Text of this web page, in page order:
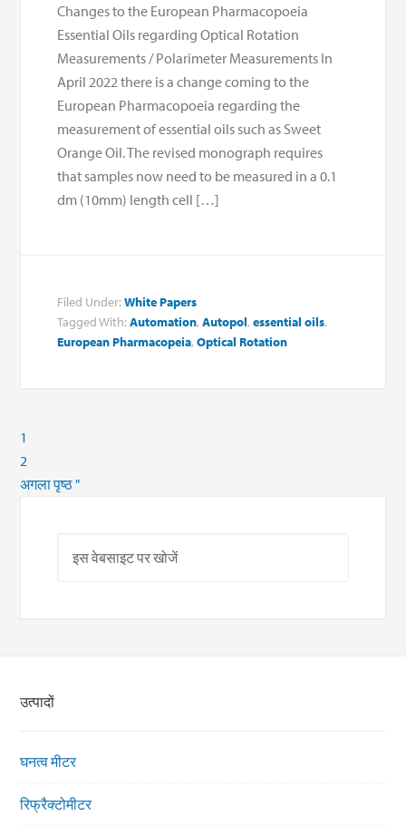
Changes to the European Pharmacopoeia
Essential Oils regarding Optical Rotation
Measurements / Polarimeter Measurements In
April 2022 there is a change coming to the
European Pharmacopoeia regarding the
measurement of essential oils such as Sweet
Orange Oil. The revised monograph requires
that samples now need to be measured in a 0.1
dm (10mm) length cell […]
Filed Under:White Papers
Tagged With:Automation,Autopol,essential oils,
European Pharmacopeia,Optical Rotation
1
2
अगला पृष्ठ "
उत्पादों
घनत्व मीटर
रिफ्रैक्टोमीटर